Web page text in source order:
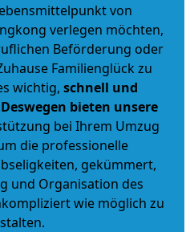
von
verlegen möchten,
Beförderung oder
Familienglück zu
wichtig, schnell und
Deswegen bieten unsere
bei Ihrem Umzug
die professionelle
gekümmert,
und Organisation des
wie möglich zu